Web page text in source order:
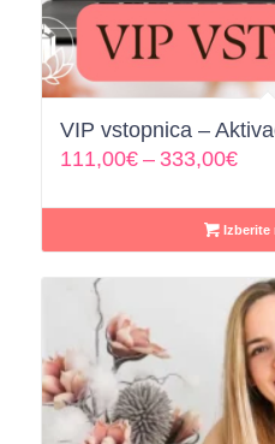
VIP vstopnica –
111,00€ – 333,00€
od
do
Izberite